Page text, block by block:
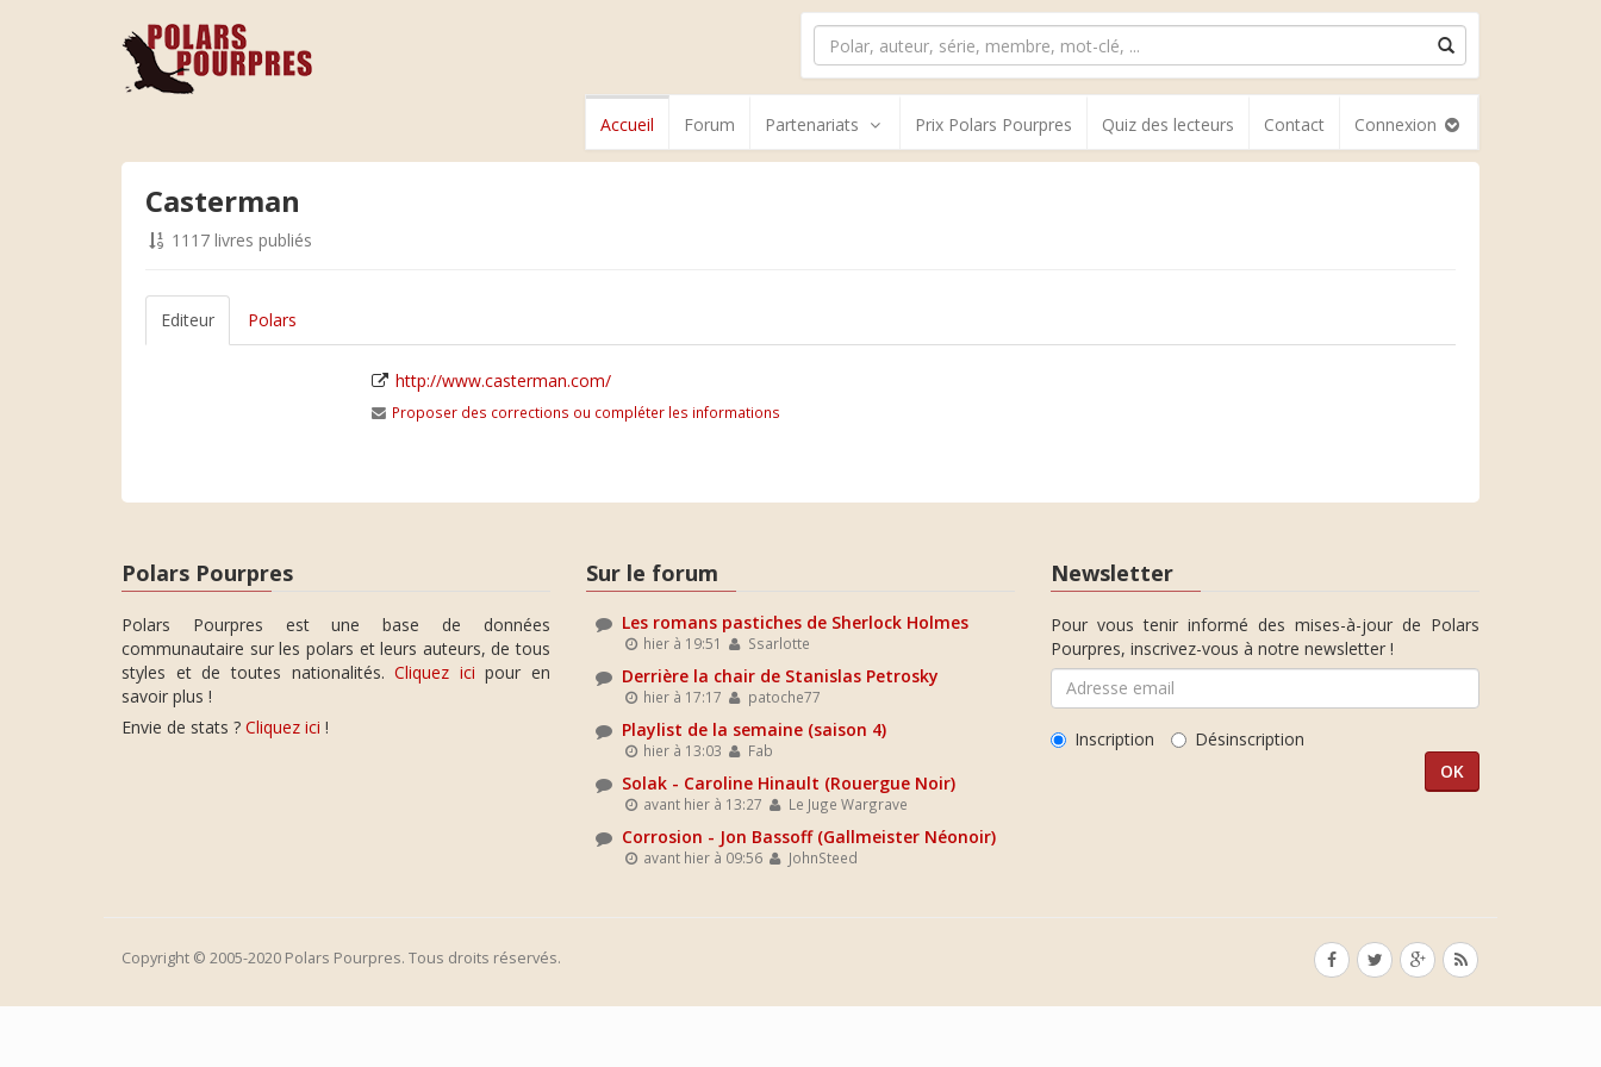
Accueil Forum Partenariats Prix Polars Pourpres Quiz des lecteurs Contact Connexion
Casterman
1117 livres publiés
Editeur Polars
http://www.casterman.com/
Proposer des corrections ou compléter les informations
Polars Pourpres
Polars Pourpres est une base de données
communautaire sur les polars et leurs auteurs, de tous
styles et de toutes nationalités.Cliquez ici pour en
savoir plus !
Envie de stats ? Cliquez ici !
Sur le forum
Les romans pastiches de Sherlock Holmes
hier à 19:51 Ssarlotte
Derrière la chair de Stanislas Petrosky
hier à 17:17 patoche77
Playlist de la semaine (saison 4)
hier à 13:03 Fab
Solak - Caroline Hinault (Rouergue Noir)
avant hier à 13:27 Le Juge Wargrave
Corrosion - Jon Bassoff (Gallmeister Néonoir)
avant hier à 09:56 JohnSteed
Newsletter
Pour vous tenir informé des mises-à-jour de Polars
Pourpres, inscrivez-vous à notre newsletter !
Inscription Désinscription
Copyright © 2005-2020 Polars Pourpres. Tous droits réservés.